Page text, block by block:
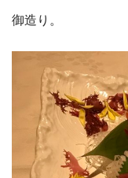
御造り。